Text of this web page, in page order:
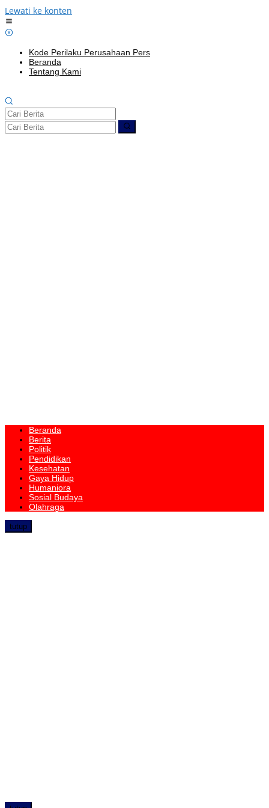
Lewati ke konten
Kode Perilaku Perusahaan Pers
Beranda
Tentang Kami
Beranda
Berita
Politik
Pendidikan
Kesehatan
Gaya Hidup
Humaniora
Sosial Budaya
Olahraga
tutup